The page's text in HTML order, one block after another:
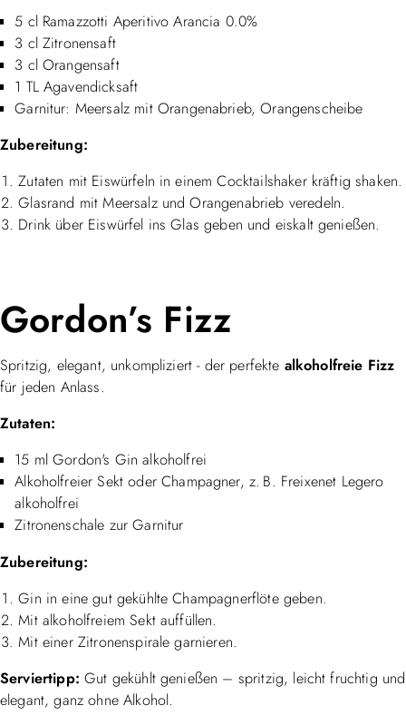
5 cl Ramazzotti Aperitivo Arancia 0.0%
3 cl Zitronensaft
3 cl Orangensaft
1 TL Agavendicksaft
Garnitur: Meersalz mit Orangenabrieb, Orangenscheibe
Zubereitung:
Zutaten mit Eiswürfeln in einem Cocktailshaker kräftig shaken.
Glasrand mit Meersalz und Orangenabrieb veredeln.
Drink über Eiswürfel ins Glas geben und eiskalt genießen.
Gordon’s Fizz
Spritzig, elegant, unkompliziert - der perfekte alkoholfreie Fizz
für jeden Anlass.
Zutaten:
15 ml Gordon's Gin alkoholfrei
Alkoholfreier Sekt oder Champagner, z. B. Freixenet Legero
alkoholfrei
Zitronenschale zur Garnitur
Zubereitung:
Gin in eine gut gekühlte Champagnerflöte geben.
Mit alkoholfreiem Sekt auffüllen.
Mit einer Zitronenspirale garnieren.
Serviertipp:Gut gekühlt genießen – spritzig, leicht fruchtig und
elegant, ganz ohne Alkohol.